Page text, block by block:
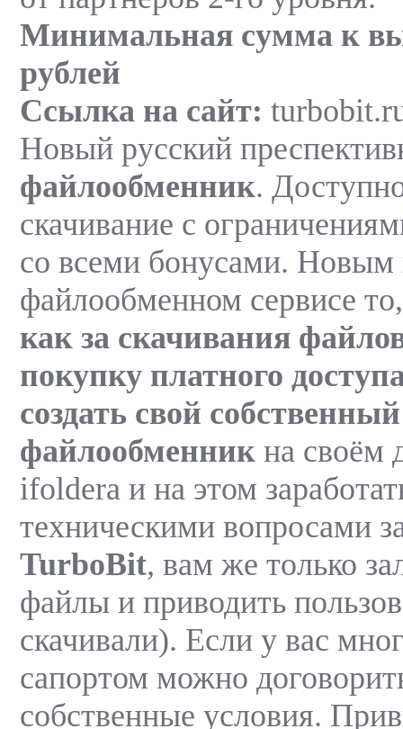
Минимальная сумма к
рублей
Ссылка на сайт:
Новый русский
файлообменник.
скачивание с
со всеми бонусами. Новым
файлообменном сервисе
как за скачивания
покупку платного
создать свой собственный
файлообменник на своём
ifoldera и на этом
техническими вопросами
TurboBit, вам же только
файлы и приводить
скачивали). Если у вас
сапортом можно
собственные условия.